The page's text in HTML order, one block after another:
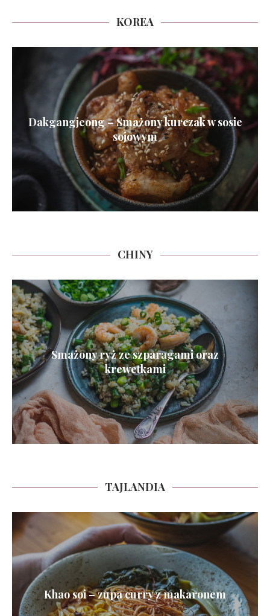
KOREA
Dakgangjeong – Smażony kurczak w sosie
sojowym
CHINY
Smażony ryż ze szparagami oraz
krewetkami
TAJLANDIA
Khao soi – zupa curry z makaronem